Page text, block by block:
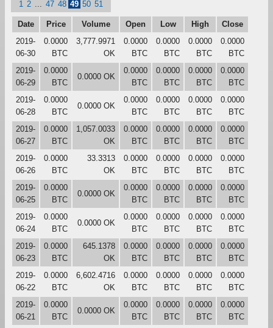
1 2 47 48 49 50 51
Date Price Volume Open Low High
Close
2019-
06-30
0.0000
BTC
3,777.9971
OK
0.0000
BTC
0.0000
BTC
0.0000
BTC
0.0000
BTC
2019-
06-29
0.0000
BTC
0.0000 OK
0.0000
BTC
0.0000
BTC
0.0000
BTC
0.0000
BTC
2019-
06-28
0.0000
BTC
0.0000 OK
0.0000
BTC
0.0000
BTC
0.0000
BTC
0.0000
BTC
2019-
06-27
0.0000
BTC
1,057.0033
OK
0.0000
BTC
0.0000
BTC
0.0000
BTC
0.0000
BTC
2019-
06-26
0.0000
BTC
33.3313
OK
0.0000
BTC
0.0000
BTC
0.0000
BTC
0.0000
BTC
2019-
06-25
0.0000
BTC
0.0000 OK
0.0000
BTC
0.0000
BTC
0.0000
BTC
0.0000
BTC
2019-
06-24
0.0000
BTC
0.0000 OK
0.0000
BTC
0.0000
BTC
0.0000
BTC
0.0000
BTC
2019-
06-23
0.0000
BTC
645.1378
OK
0.0000
BTC
0.0000
BTC
0.0000
BTC
0.0000
BTC
2019-
06-22
0.0000
BTC
6,602.4716
OK
0.0000
BTC
0.0000
BTC
0.0000
BTC
0.0000
BTC
2019-
06-21
0.0000
BTC
0.0000 OK
0.0000
BTC
0.0000
BTC
0.0000
BTC
0.0000
BTC